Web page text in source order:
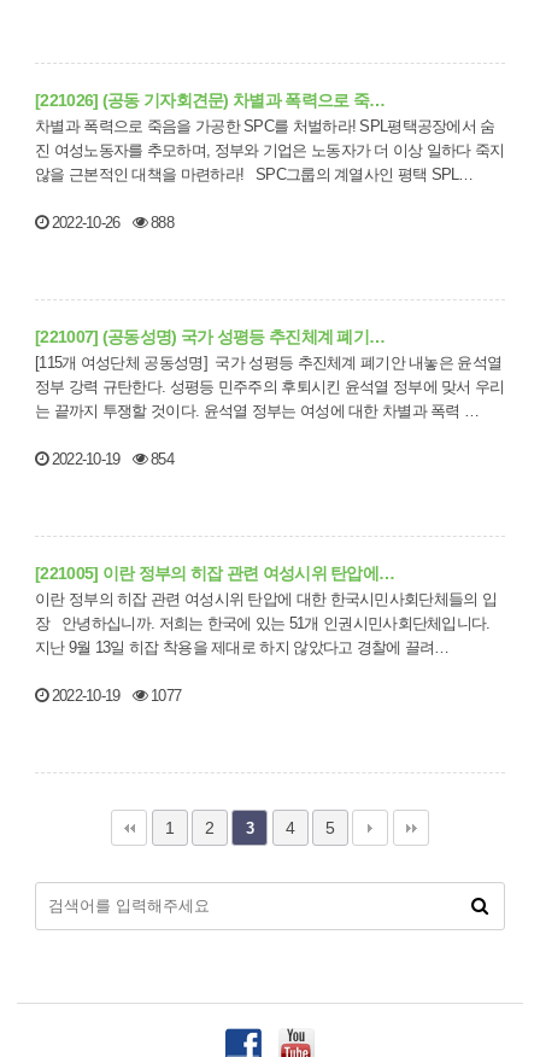
[221026] (공동 기자회견문) 차별과 폭력으로 죽…
차별과 폭력으로 죽음을 가공한 SPC를 처벌하라! SPL평택공장에서 숨
진 여성노동자를 추모하며, 정부와 기업은 노동자가 더 이상 일하다 죽지
않을 근본적인 대책을 마련하라! SPC그룹의 계열사인 평택 SPL…
2022-10-26 888
[221007] (공동성명) 국가 성평등 추진체계 폐기…
[115개 여성단체 공동성명] 국가 성평등 추진체계 폐기안 내놓은 윤석열
정부 강력 규탄한다. 성평등 민주주의 후퇴시킨 윤석열 정부에 맞서 우리
는 끝까지 투쟁할 것이다. 윤석열 정부는 여성에 대한 차별과 폭력 …
2022-10-19 854
[221005] 이란 정부의 히잡 관련 여성시위 탄압에…
이란 정부의 히잡 관련 여성시위 탄압에 대한 한국시민사회단체들의 입
장 안녕하십니까. 저희는 한국에 있는 51개 인권시민사회단체입니다.
지난 9월 13일 히잡 착용을 제대로 하지 않았다고 경찰에 끌려…
2022-10-19 1077
1 2 3 4 5